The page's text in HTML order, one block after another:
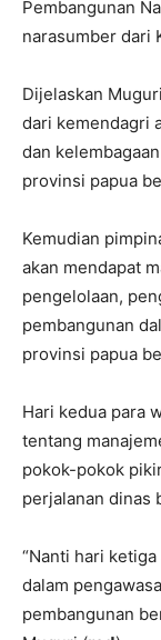
Pembangunan
narasumber dari
Dijelaskan
dari kemendagri
dan
provinsi papua
Kemudian
akan mendapat
pengelolaan,
pembangunan
provinsi papua
Hari kedua para
tentang
pokok-pokok
perjalanan dinas
“Nanti hari
dalam
pembangunan